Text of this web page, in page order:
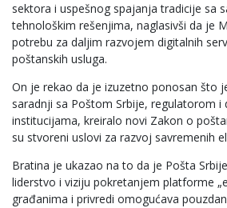
sektora i uspešnog spajanja tradicije sa
tehnološkim rešenjima, naglasivši da je
potrebu za daljim razvojem digitalnih
poštanskih usluga.
On je rekao da je izuzetno ponosan što
saradnji sa Poštom Srbije, regulatorom i
institucijama, kreiralo novi Zakon o
su stvoreni uslovi za razvoj savremenih
Bratina je ukazao na to da je Pošta
liderstvo i viziju pokretanjem platforme
građanima i privredi omogućava